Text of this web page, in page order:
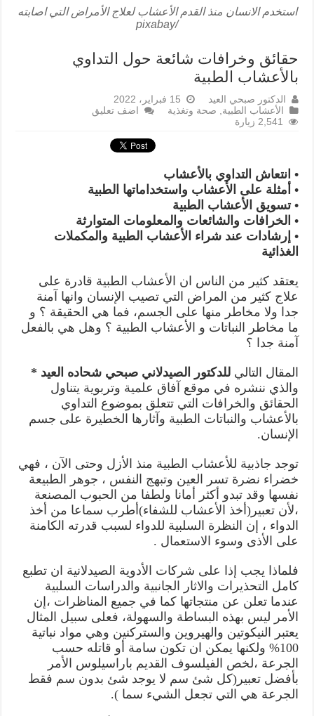
استخدم الانسان منذ القدم الأعشاب لعلاج الأمراض التي اصابته
/pixabay
حقائق وخرافات شائعة حول التداوي
بالأعشاب الطبية
الدكتور صبحي العيد
15 فبراير، 2022
الأعشاب الطبية, صحة وتغذية
اضف تعليق
2,541 زيارة
• انتعاش التداوي بالأعشاب
• أمثلة على الأعشاب واستخداماتها الطبية
• تسويق الأعشاب الطبية
• الخرافات والشائعات والمعلومات المتوارثة
• إرشادات عند شراء الأعشاب الطبية والمكملات
الغذائية
يعتقد كثير من الناس ان الأعشاب الطبية قادرة على
علاج كثير من المراض التي تصيب الإنسان وانها آمنة
جدا ولا مخاطر منها على الجسم، فما هي الحقيقة ؟ و
ما مخاطر النباتات و الأعشاب الطبية ؟ وهل هي بالفعل
آمنة جدا ؟
المقال التالي للدكتور الصيدلاني صبحي شحاده العيد *
والذي ننشره في موقع آفاق علمية وتربوية يتناول
الحقائق والخرافات التي تتعلق بموضوع التداوي
بالأعشاب والنباتات الطبية وآثارها الخطيرة على جسم
الإنسان.
توجد جاذبية للأعشاب الطبية منذ الأزل وحتى الآن ، فهي
خضراء نضرة تسر العين وتبهج النفس ، جوهر الطبيعة
نفسها وقد تبدو أكثر أمانا ولطفا من الحبوب المصنعة
،لأن تعبير(أخذ الأعشاب للشفاء)أطرب سماعا من أخذ
الدواء ، إن النظرة السلبية للدواء لسبب قدرته الكامنة
على الأذى وسوء الاستعمال .
فلماذا يجب إذا على شركات الأدوية الصيدلانية ان تطبع
كامل التحذيرات والاثار الجانبية والدراسات السلبية
عندما تعلن عن منتجاتها كما في جميع المناظرات ،إن
الأمر ليس بهذه البساطة والسهولة، فعلى سبيل المثال
يعتبر النيكوتين والهيروين والستركنين وهي مواد نباتية
100% ولكنها يمكن ان تكون سامة أو قاتله حسب
الجرعة ،لخص الفيلسوف القديم باراسيلوس الأمر
بأفضل تعبير(كل شئ سم لا يوجد شئ بدون سم فقط
الجرعة هي التي تجعل الشيء سما ).